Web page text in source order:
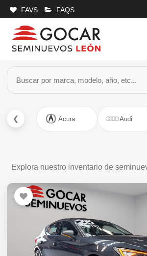
FAVS FAQS
❮ Acura Audi
Explora nuestro inventario de